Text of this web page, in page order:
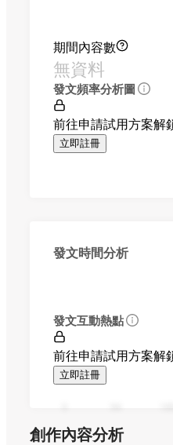
期間內容數
無資料
發文頻率分析圖
前往申請試用方案解
立即註冊
發文時間分析
發文互動熱點
前往申請試用方案解
立即註冊
創作內容分析